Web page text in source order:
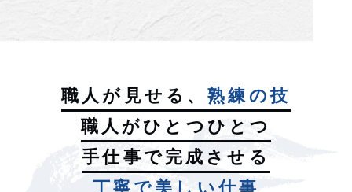
職人が見せる、熟練の技
職人がひとつひとつ
手仕事で完成させる
丁寧で美しい仕事